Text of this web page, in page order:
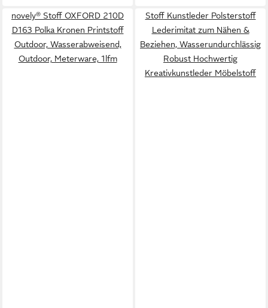
novely® Stoff OXFORD 210D
D163 Polka Kronen Printstoff
Outdoor, Wasserabweisend,
Outdoor, Meterware, 1lfm
Stoff Kunstleder Polsterstoff
Lederimitat zum Nähen &
Beziehen, Wasserundurchlässig
Robust Hochwertig
Kreativkunstleder Möbelstoff